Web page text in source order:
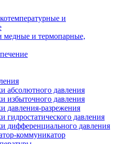
и
медные и термопарные,
абсолютного давления
избыточного давления
давления-разрежения
гидростатического давления
дифференциального давления
коммуникатор